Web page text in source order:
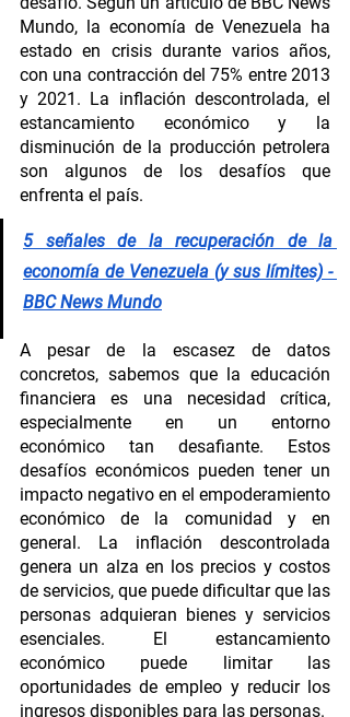
Mundo, la economía de Venezuela ha
estado en crisis durante varios años,
con una contracción del 75% entre 2013
y 2021. La inflación descontrolada, el
estancamiento económico y la
disminución de la producción petrolera
son algunos de los desafíos que
enfrenta el país.
5 señales de la recuperación de la
economía de Venezuela (y sus límites) -
BBC News Mundo
A pesar de la escasez de datos
concretos, sabemos que la educación
financiera es una necesidad crítica,
especialmente en un entorno
económico tan desafiante. Estos
desafíos económicos pueden tener un
impacto negativo en el empoderamiento
económico de la comunidad y en
general. La inflación descontrolada
genera un alza en los precios y costos
de servicios, que puede dificultar que las
personas adquieran bienes y servicios
esenciales. El estancamiento
económico puede limitar las
oportunidades de empleo y reducir los
ingresos disponibles para las personas.